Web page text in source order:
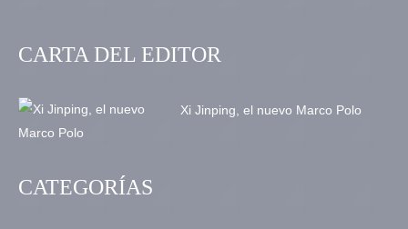
CARTA DEL EDITOR
Xi Jinping, el nuevo Marco Polo
CATEGORÍAS